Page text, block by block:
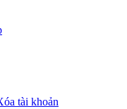
tài khoản